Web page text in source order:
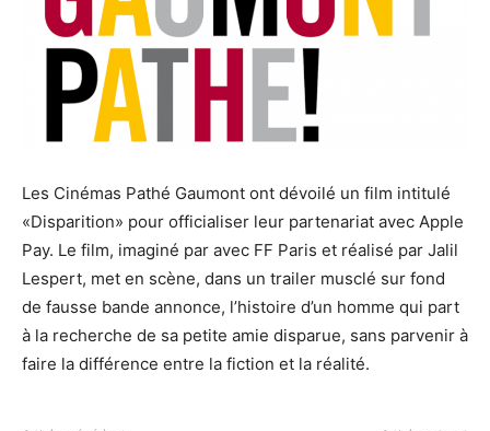
Les Cinémas Pathé Gaumont ont dévoilé un film intitulé
«Disparition» pour officialiser leur partenariat avec Apple
Pay. Le film, imaginé par avec FF Paris et réalisé par Jalil
Lespert, met en scène, dans un trailer musclé sur fond
de fausse bande annonce, l’histoire d’un homme qui part
à la recherche de sa petite amie disparue, sans parvenir à
faire la différence entre la fiction et la réalité.